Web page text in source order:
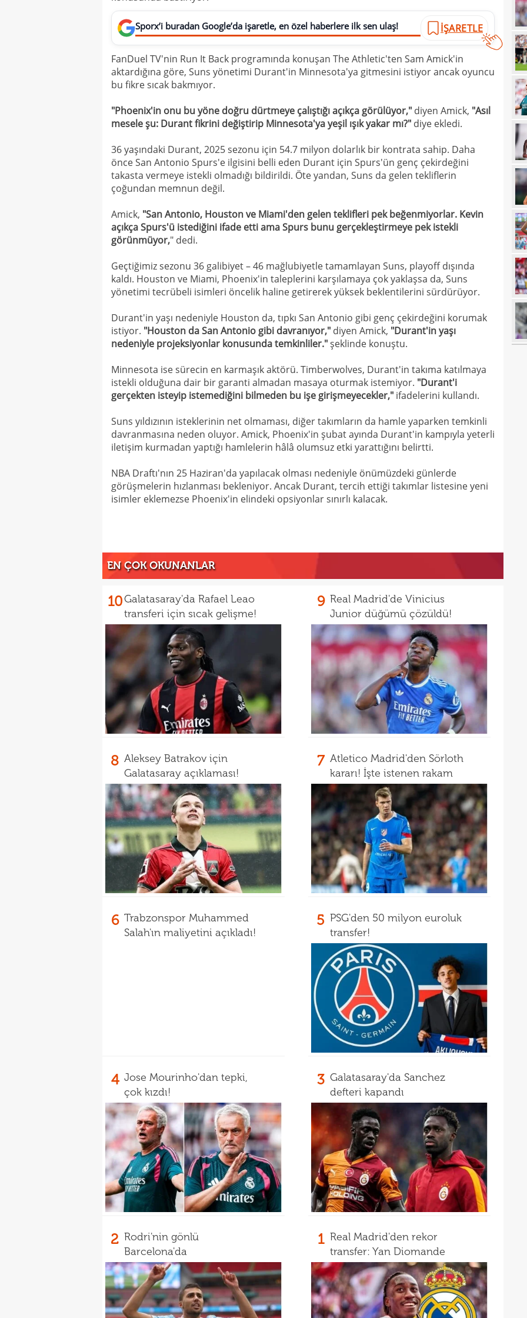
Sporx’i buradan Google’da işaretle, en özel haberlere ilk sen ulaş! İŞARETLE
FanDuel TV'nin Run It Back programında konuşan The Athletic'ten Sam Amick'in
aktardığına göre, Suns yönetimi Durant'in Minnesota'ya gitmesini istiyor ancak oyuncu
bu fikre sıcak bakmıyor.
"Phoenix'in onu bu yöne doğru dürtmeye çalıştığı açıkça görülüyor," diyen Amick, "Asıl
mesele şu: Durant fikrini değiştirip Minnesota'ya yeşil ışık yakar mı?" diye ekledi.
36 yaşındaki Durant, 2025 sezonu için 54.7 milyon dolarlık bir kontrata sahip. Daha
önce San Antonio Spurs'e ilgisini belli eden Durant için Spurs'ün genç çekirdeğini
takasta vermeye istekli olmadığı bildirildi. Öte yandan, Suns da gelen tekliflerin
çoğundan memnun değil.
Amick, "San Antonio, Houston ve Miami'den gelen teklifleri pek beğenmiyorlar. Kevin
açıkça Spurs'ü istediğini ifade etti ama Spurs bunu gerçekleştirmeye pek istekli
görünmüyor," dedi.
Geçtiğimiz sezonu 36 galibiyet – 46 mağlubiyetle tamamlayan Suns, playoff dışında
kaldı. Houston ve Miami, Phoenix'in taleplerini karşılamaya çok yaklaşsa da, Suns
yönetimi tecrübeli isimleri öncelik haline getirerek yüksek beklentilerini sürdürüyor.
Durant'in yaşı nedeniyle Houston da, tıpkı San Antonio gibi genç çekirdeğini korumak
istiyor. "Houston da San Antonio gibi davranıyor," diyen Amick, "Durant'in yaşı
nedeniyle projeksiyonlar konusunda temkinliler."şeklinde konuştu.
Minnesota ise sürecin en karmaşık aktörü. Timberwolves, Durant'in takıma katılmaya
istekli olduğuna dair bir garanti almadan masaya oturmak istemiyor. "Durant'i
gerçekten isteyip istemediğini bilmeden bu işe girişmeyecekler," ifadelerini kullandı.
Suns yıldızının isteklerinin net olmaması, diğer takımların da hamle yaparken temkinli
davranmasına neden oluyor. Amick, Phoenix'in şubat ayında Durant'in kampıyla yeterli
iletişim kurmadan yaptığı hamlelerin hâlâ olumsuz etki yarattığını belirtti.
NBA Draftı'nın 25 Haziran'da yapılacak olması nedeniyle önümüzdeki günlerde
görüşmelerin hızlanması bekleniyor. Ancak Durant, tercih ettiği takımlar listesine yeni
isimler eklemezse Phoenix'in elindeki opsiyonlar sınırlı kalacak.
EN ÇOK OKUNANLAR
10Galatasaray'da Rafael Leao
transferi için sıcak gelişme!
9 Real Madrid'de Vinicius
Junior düğümü çözüldü!
8 Aleksey Batrakov için
Galatasaray açıklaması!
7 Atletico Madrid'den Sörloth
kararı! İşte istenen rakam
6 Trabzonspor Muhammed
Salah'ın maliyetini açıkladı!
5 PSG'den 50 milyon euroluk
transfer!
4 Jose Mourinho'dan tepki,
çok kızdı!
3 Galatasaray'da Sanchez
defteri kapandı
2 Rodri'nin gönlü
Barcelona'da
1 Real Madrid'den rekor
transfer: Yan Diomande